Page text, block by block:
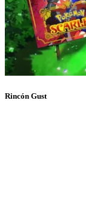
Rincón Gust